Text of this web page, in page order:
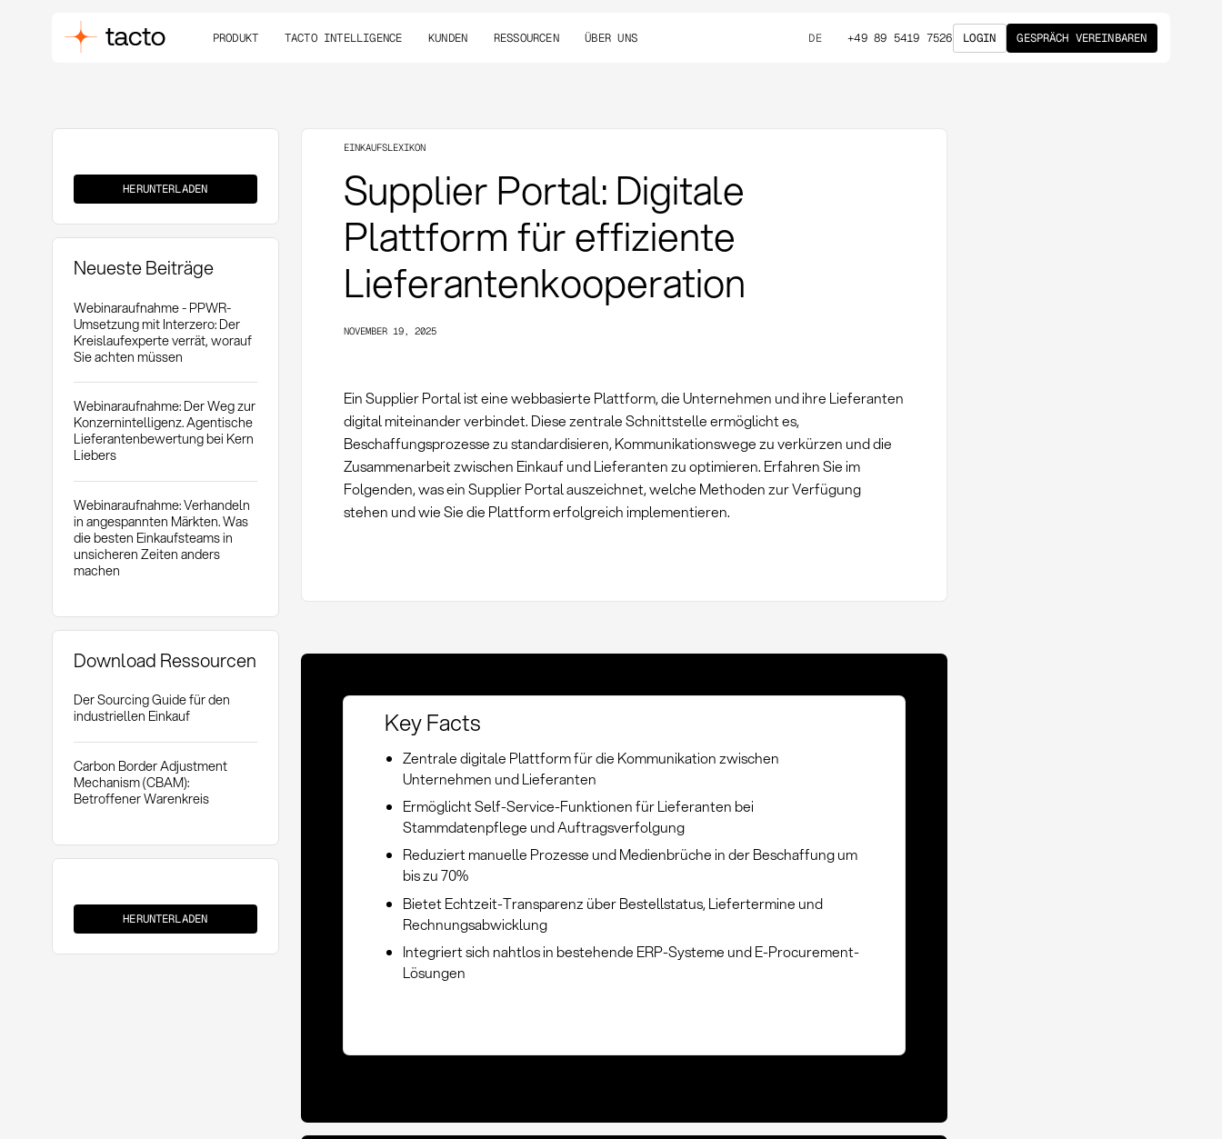
PRODUKT TACTO INTELLIGENCE KUNDEN RESSOURCEN ÜBER UNS DE +49 89 5419 7526 LOGIN GESPRÄCH VEREINBAREN
Portal
HERUNTERLADEN
Neueste Beiträge
Webinaraufnahme - PPWR-
Umsetzung mit Interzero: Der
Kreislaufexperte verrät, worauf
Sie achten müssen
Webinaraufnahme: Der Weg zur
Konzernintelligenz. Agentische
Lieferantenbewertung bei Kern
Liebers
Webinaraufnahme: Verhandeln
in angespannten Märkten. Was
die besten Einkaufsteams in
unsicheren Zeiten anders
machen
Download Ressourcen
Der Sourcing Guide für den
industriellen Einkauf
Carbon Border Adjustment
Mechanism (CBAM):
Betroffener Warenkreis
Portal
HERUNTERLADEN
EINKAUFSLEXIKON
Supplier Portal: Digitale
Plattform für effiziente
Lieferantenkooperation
NOVEMBER 19, 2025
Ein Supplier Portal ist eine webbasierte Plattform, die Unternehmen und ihre Lieferanten
digital miteinander verbindet. Diese zentrale Schnittstelle ermöglicht es,
Beschaffungsprozesse zu standardisieren, Kommunikationswege zu verkürzen und die
Zusammenarbeit zwischen Einkauf und Lieferanten zu optimieren. Erfahren Sie im
Folgenden, was ein Supplier Portal auszeichnet, welche Methoden zur Verfügung
stehen und wie Sie die Plattform erfolgreich implementieren.
Key Facts
Zentrale digitale Plattform für die Kommunikation zwischen
Unternehmen und Lieferanten
Ermöglicht Self-Service-Funktionen für Lieferanten bei
Stammdatenpflege und Auftragsverfolgung
Reduziert manuelle Prozesse und Medienbrüche in der Beschaffung um
bis zu 70%
Bietet Echtzeit-Transparenz über Bestellstatus, Liefertermine und
Rechnungsabwicklung
Integriert sich nahtlos in bestehende ERP-Systeme und E-Procurement-
Lösungen